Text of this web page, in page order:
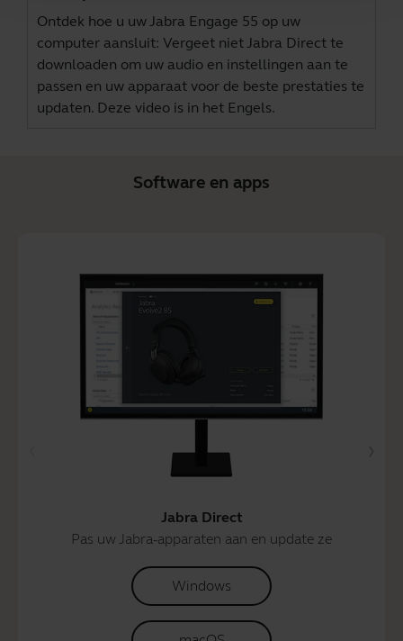
Ontdek hoe u uw Jabra Engage 55 op uw
computer aansluit: Vergeet nietJabra Direct te
downloaden om uw audio en instellingen aan te
passen en uw apparaat voor de beste prestaties te
updaten. Deze video is in het Engels.
Software en apps
Jabra Direct
Pas uw Jabra-apparaten aan en update ze
Windows